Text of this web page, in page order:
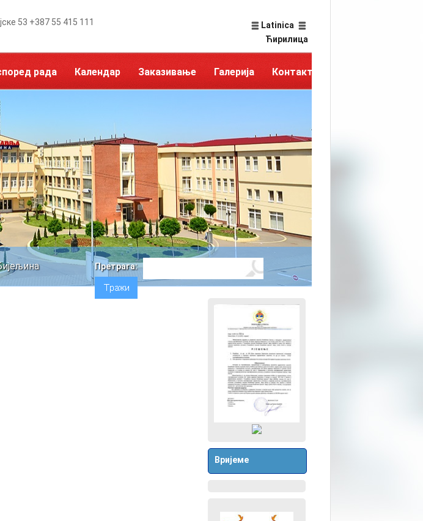
53 +387 55 415 111
Latinica
Ћирилица
рада Календар Заказивање Галерија Контакт
Претрага:
Вријеме